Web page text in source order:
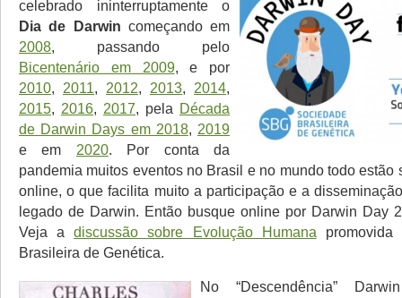
celebrado ininterruptamente o
Dia de Darwin começando em
2008, passando pelo
Bicentenário em 2009, e por
2010, 2011, 2012, 2013, 2014,
2015, 2016, 2017, pela Década
de Darwin Days em 2018, 2019
e em 2020. Por conta da
pandemia muitos eventos no Brasil e no mundo todo estão
online, o que facilita muito a participação e a
legado de Darwin. Então busque online por Darwin Day
Veja adiscussão sobre Evolução Humana promovida
Brasileira de Genética.
No “Descendência”